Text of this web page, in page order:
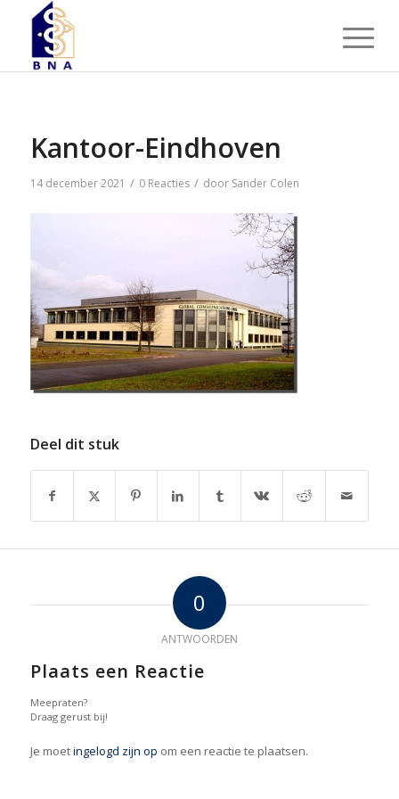
Kantoor-Eindhoven
14 december 2021 / 0 Reacties / door Sander Colen
Deel dit stuk
0
ANTWOORDEN
Plaats een Reactie
Meepraten?
Draag gerust bij!
Je moetingelogd zijn op om een reactie te plaatsen.